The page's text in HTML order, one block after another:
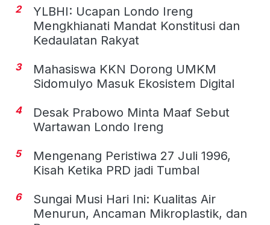
2
YLBHI: Ucapan Londo Ireng
Mengkhianati Mandat Konstitusi dan
Kedaulatan Rakyat
3
Mahasiswa KKN Dorong UMKM
Sidomulyo Masuk Ekosistem Digital
4
Desak Prabowo Minta Maaf Sebut
Wartawan Londo Ireng
5
Mengenang Peristiwa 27 Juli 1996,
Kisah Ketika PRD jadi Tumbal
6
Sungai Musi Hari Ini: Kualitas Air
Menurun, Ancaman Mikroplastik, dan